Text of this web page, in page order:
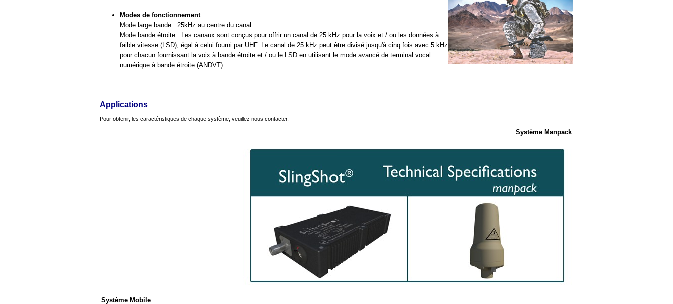
Modes de fonctionnement
Mode large bande : 25kHz au centre du canal
Mode bande étroite : Les canaux sont conçus pour offrir un canal de 25 kHz pour la voix et / ou les données à
faible vitesse (LSD), égal à celui fourni par UHF. Le canal de 25 kHz peut être divisé jusqu'à cinq fois avec 5 kHz
pour chacun fournissant la voix à bande étroite et / ou le LSD en utilisant le mode avancé de terminal vocal
numérique à bande étroite (ANDVT)
Applications
Pour obtenir, les caractéristiques de chaque système, veuillez nous contacter.
Système Manpack
Système Mobile